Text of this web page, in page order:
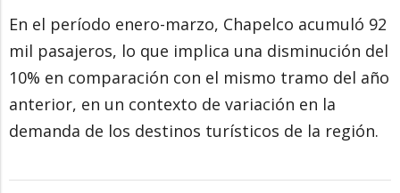
En el período enero-marzo, Chapelco acumuló 92
mil pasajeros, lo que implica una disminución del
10% en comparación con el mismo tramo del año
anterior, en un contexto de variación en la
demanda de los destinos turísticos de la región.